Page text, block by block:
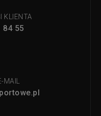
KLIENTA
84 55
MAIL